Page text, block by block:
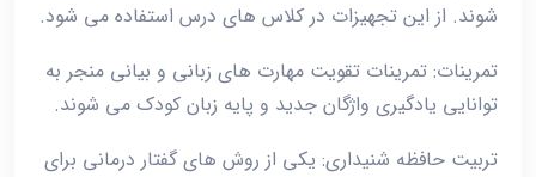
شوند. از این تجهیزات در کلاس های درس استفاده می شود.
تمرینات: تمرینات تقویت مهارت های زبانی و بیانی منجر به
توانایی یادگیری واژگان جدید و پایه زبان کودک می شوند.
تربیت حافظه شنیداری: یکی از روش های گفتار درمانی برای